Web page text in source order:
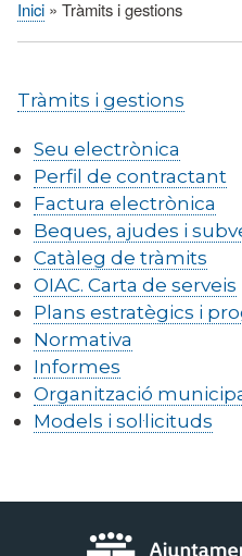
Fil
Inici Tràmits i gestions
Tràmits i gestions
Seu electrònica
Perfil de contractant
Factura electrònica
Beques, ajudes i
Catàleg de tràmits
OIAC. Carta de serveis
Plans estratègics i
Normativa
Informes
Organització
Models i sol·licituds